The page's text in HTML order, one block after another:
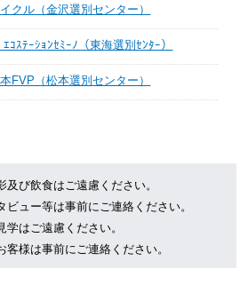
クル（金沢選別センター）
ｴｺｽﾃｰｼｮﾝｾﾐｰﾉ（東海選別ｾﾝﾀｰ）
FVP（松本選別センター）
び飲食はご遠慮ください。
ュー等は事前にご連絡ください。
はご遠慮ください。
様は事前にご連絡ください。